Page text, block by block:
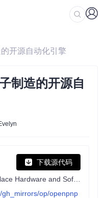
开源自动化引擎
制造的开源自
下载源代码
op/openpnp